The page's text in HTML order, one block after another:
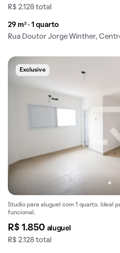
R$ 2.128 total
29 m² · 1 quarto
Rua Doutor Jorge Winther,
Exclusivo
Studio para aluguel com 1 quarto. Ideal
funcional.
R$ 1.850 aluguel
R$ 2.128 total